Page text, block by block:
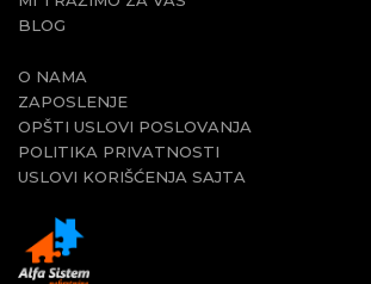
BLOG
O NAMA
ZAPOSLENJE
OPŠTI USLOVI POSLOVANJA
POLITIKA PRIVATNOSTI
USLOVI KORIŠĆENJA SAJTA